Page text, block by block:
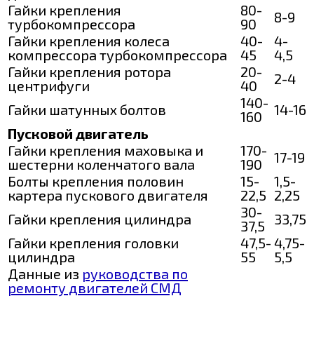
Гайки крепления
турбокомпрессора
80-
90
8-9
Гайки крепления колеса
компрессора турбокомпрессора
40-
45
4-
4,5
Гайки крепления ротора
центрифуги
20-
40
2-4
Гайки шатунных болтов
140-
160
14-16
Пусковой двигатель
Гайки крепления маховыка и
шестерни коленчатого вала
170-
190
17-19
Болты крепления половин
картера пускового двигателя
15-
22,5
1,5-
2,25
Гайки крепления цилиндра
30-
37,5
33,75
Гайки крепления головки
цилиндра
47,5-
55
4,75-
5,5
Данные из руководства по
ремонту двигателей СМД